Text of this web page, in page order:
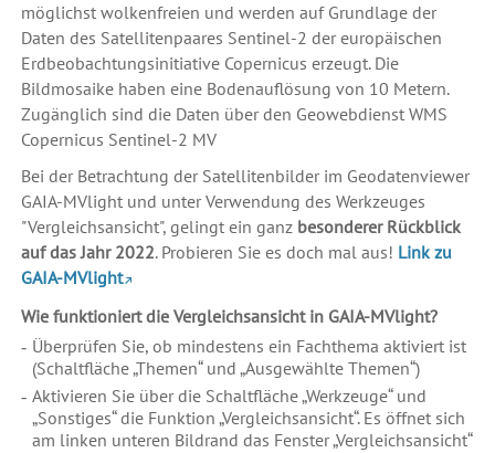
möglichst wolkenfreien und werden auf Grundlage der
Daten des Satellitenpaares Sentinel-2 der europäischen
Erdbeobachtungsinitiative Copernicus erzeugt. Die
Bildmosaike haben eine Bodenauflösung von 10 Metern.
Zugänglich sind die Daten über den Geowebdienst WMS
Copernicus Sentinel-2 MV
Bei der Betrachtung der Satellitenbilder im Geodatenviewer
GAIA-MVlight und unter Verwendung des Werkzeuges
"Vergleichsansicht", gelingt ein ganz besonderer Rückblick
auf das Jahr 2022. Probieren Sie es doch mal aus! Link zu
GAIA-MVlight
Wie funktioniert die Vergleichsansicht in GAIA-MVlight?
Überprüfen Sie, ob mindestens ein Fachthema aktiviert ist
(Schaltfläche „Themen“ und „Ausgewählte Themen“)
Aktivieren Sie über die Schaltfläche „Werkzeuge“ und
„Sonstiges“ die Funktion „Vergleichsansicht“. Es öffnet sich
am linken unteren Bildrand das Fenster „Vergleichsansicht“